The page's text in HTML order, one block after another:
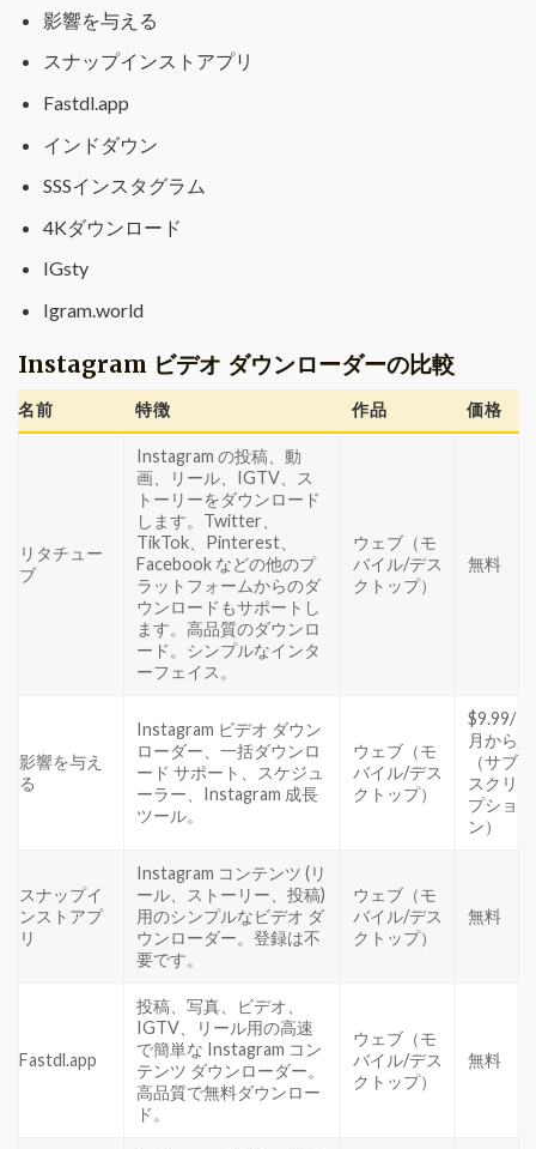
影響を与える
スナップインストアプリ
Fastdl.app
インドダウン
SSSインスタグラム
4Kダウンロード
IGsty
Igram.world
Instagram ビデオ ダウンローダーの比較
名前 特徴 作品 価格
リタチュー
ブ
Instagram の投稿、動
画、リール、IGTV、ス
トーリーをダウンロード
します。Twitter、
TikTok、Pinterest、
Facebook などの他のプ
ラットフォームからのダ
ウンロードもサポートし
ます。高品質のダウンロ
ード。シンプルなインタ
ーフェイス。
ウェブ（モ
バイル/デス
クトップ）
無料
影響を与え
る
Instagram ビデオ ダウン
ローダー、一括ダウンロ
ード サポート、スケジュ
ーラー、Instagram 成長
ツール。
ウェブ（モ
バイル/デス
クトップ）
$9.99/
月から
（サブ
スクリ
プショ
ン）
スナップイ
ンストアプ
リ
Instagram コンテンツ (リ
ール、ストーリー、投稿)
用のシンプルなビデオ ダ
ウンローダー。登録は不
要です。
ウェブ（モ
バイル/デス
クトップ）
無料
Fastdl.app
投稿、写真、ビデオ、
IGTV、リール用の高速
で簡単な Instagram コン
テンツ ダウンローダー。
高品質で無料ダウンロー
ド。
ウェブ（モ
バイル/デス
クトップ）
無料